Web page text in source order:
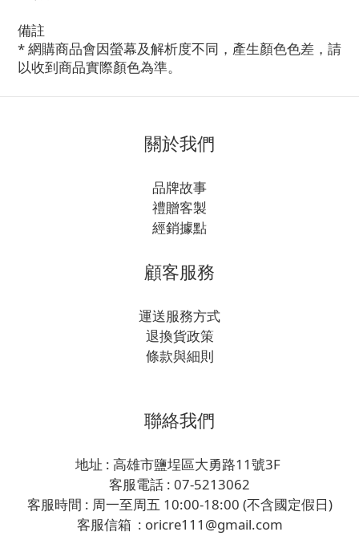
備註
* 網購商品會因螢幕及解析度不同，產生顏色色差，請
以收到商品實際顏色為準。
關於我們
品牌故事
禮贈客製
經銷據點
顧客服務
運送服務方式
退換貨政策
條款與細則
聯絡我們
地址 : 高雄市鹽埕區大勇路11號3F
客服電話 : 07-5213062
客服時間 : 周一至周五 10:00-18:00 (不含國定假日)
客服信箱 : oricre111@gmail.com